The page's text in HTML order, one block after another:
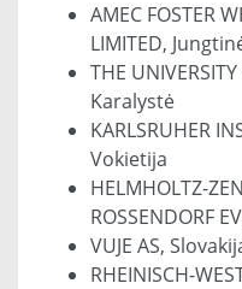
AMEC FOSTER
LIMITED,
THE
Karalystė
KARLSRUHER
Vokietija
HELMHOLTZ-
ROSSENDORF
VUJE AS,
RHEINISCH-